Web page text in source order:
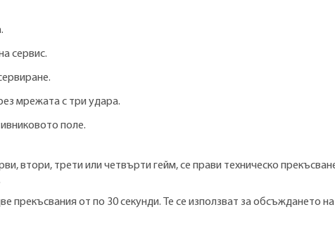
сервис.
мрежата с три удара.
поле.
втори, трети или четвърти гейм, се прави техническо
прекъсвания от по 30 секунди. Те се използват за обсъждането